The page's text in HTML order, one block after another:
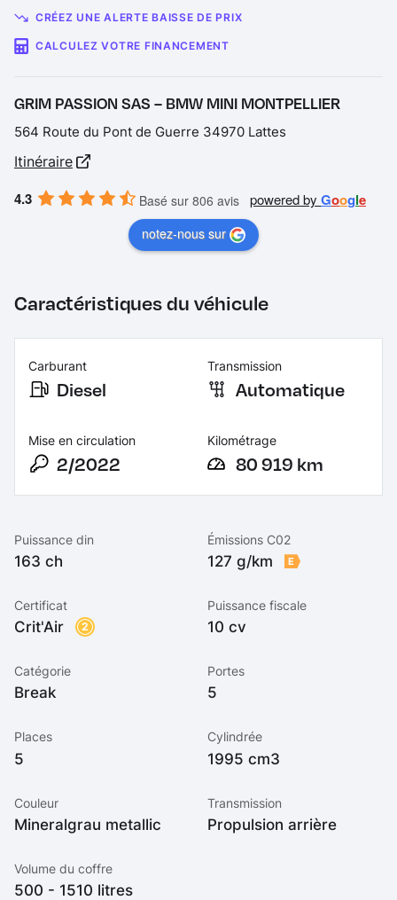
CRÉEZ UNE ALERTE BAISSE DE PRIX
CALCULEZ VOTRE FINANCEMENT
GRIM PASSION SAS – BMW MINI MONTPELLIER
564 Route du Pont de Guerre 34970 Lattes
Itinéraire
4.3 Basé sur 806 avis powered by Google
notez-nous sur
Caractéristiques du véhicule
Carburant
Diesel
Transmission
Automatique
Mise en circulation
2/2022
Kilométrage
80 919 km
Puissance din
163 ch
Émissions C02
127 g/km E
Certificat
Crit'Air 2
Puissance fiscale
10 cv
Catégorie
Break
Portes
5
Places
5
Cylindrée
1995 cm3
Couleur
Mineralgrau metallic
Transmission
Propulsion arrière
Volume du coffre
500 - 1510 litres